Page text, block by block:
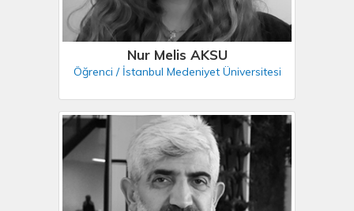
Nur Melis AKSU
Öğrenci / İstanbul Medeniyet Üniversitesi